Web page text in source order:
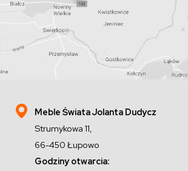
Meble Świata Jolanta Dudycz
Strumykowa 11,
66-450 Łupowo
Godziny otwarcia: